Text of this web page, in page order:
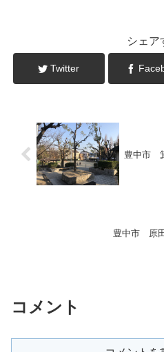
シェア
Twitter
豊中市
豊中市 原
コメント